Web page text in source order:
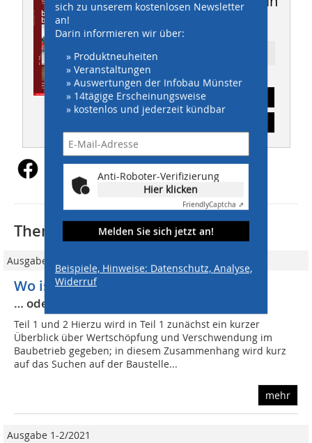
THIS 10/2011
Ressort: Management
Abonnement
sich zu unserem kostenlosen Newsletter
an!
Darin informieren wir über:
» Produktneuheiten
» Veranstaltungen
» Auswertungen der Infobau Münster
» 14tägige Erscheinungsweise
» kostenlos und jederzeit kündbar
Anti-Roboter-Verifizierung
Hier klicken
FriendlyCaptcha ⇗
Melden Sie sich jetzt an!
Beispiele, Hinweise: Datenschutz, Analyse,
Widerruf
Thematisch passende Artikel:
Ausgabe 09/2011
Wo ist das Werkzeug? Teil 1
… oder: Pumuckl der Kobold war wieder da!
Teil 1 und 2 Hierzu wird in Teil 1 zunächst ein kurzer
Überblick über Wertschöpfung und Verschwendung im
Baubetrieb gegeben; in diesem Zusammenhang wird kurz
auf das Suchen auf der Baustelle...
mehr
Ausgabe 1-2/2021